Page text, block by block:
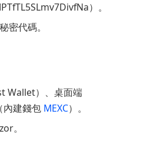
）。
密代碼。
Wallet）、桌面端
內建錢包 MEXC）。
。